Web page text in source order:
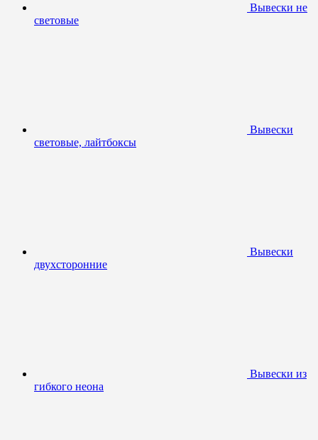
Вывески не
световые
Вывески
световые, лайтбоксы
Вывески
двухсторонние
Вывески из
гибкого неона